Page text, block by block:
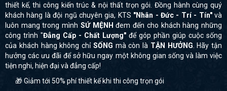
thiết kế, thi công kiến trúc & nội thất trọn gói. Đồng hành cùng quý
khách hàng là đội ngũ chuyên gia, KTS "Nhân - Đức - Trí - Tín"và
luôn mang trong mình SỨ MỆNH đem đến cho khách hàng những
công trình "Đẳng Cấp - Chất Lượng" để góp phần giúp cuộc sống
của khách hàng không chỉ SỐNG mà còn là TẬN HƯỞNG . Hãy tận
hưởng các ưu đãi để sở hữu ngay một không gian sống và làm việc
tiện nghi, hiện đại và đẳng cấp!
🎁 Giảm tới 50% phí thiết kế khi thi công trọn gói